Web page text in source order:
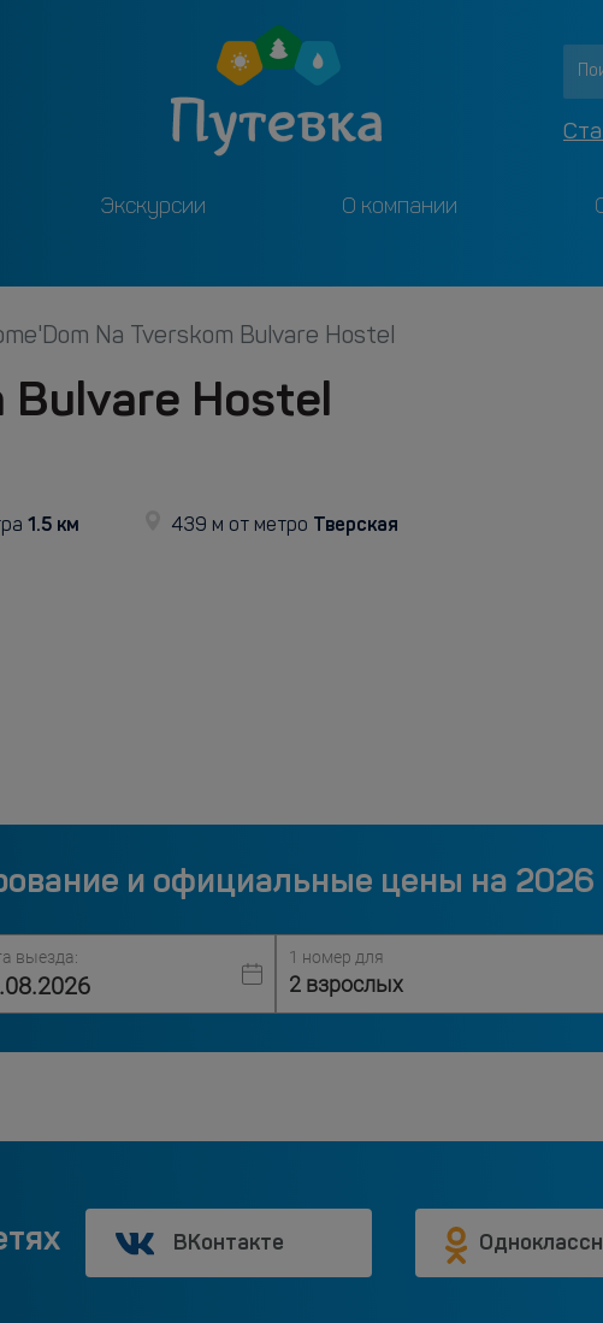
Экскурсии О компании
Na Tverskom Bulvare Hostel
Bulvare Hostel
1.5 км 439 м от метро Тверская
и официальные цены на 2026
выезда: 1 номер для
2 взрослых
ВКонтакте